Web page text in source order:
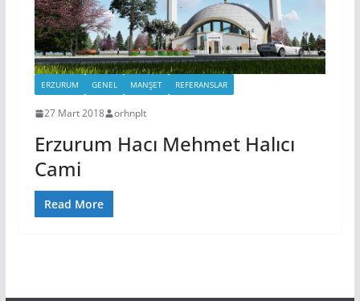
ERZURUM GENEL MANŞET REFERANSLAR
27 Mart 2018 orhnplt
Erzurum Hacı Mehmet Halıcı
Cami
Read More